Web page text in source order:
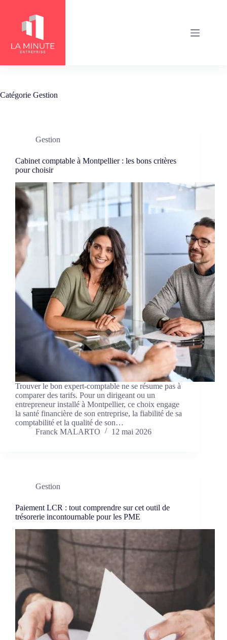
contenu
Catégorie Gestion
Gestion
Cabinet comptable à Montpellier : les bons critères
pour choisir
Trouver le bon expert-comptable ne se résume pas à
comparer des tarifs. Pour un dirigeant ou un
entrepreneur installé à Montpellier, ce choix engage
la santé financière de son entreprise, la fiabilité de sa
comptabilité et la qualité de son…
Franck MALARTO
12 mai 2026
Gestion
Paiement LCR : tout comprendre sur cet outil de
trésorerie incontournable pour les PME